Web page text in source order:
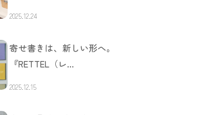
2025.12.24
寄せ書きは、新しい形へ。
『RETTEL（レ…
2025.12.15